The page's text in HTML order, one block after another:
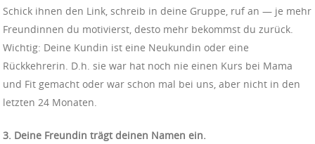
Schick ihnen den Link, schreib in deine Gruppe, ruf an — je mehr
Freundinnen du motivierst, desto mehr bekommst du zurück.
Wichtig: Deine Kundin ist eine Neukundin oder eine
Rückkehrerin. D.h. sie war hat noch nie einen Kurs bei Mama
und Fit gemacht oder war schon mal bei uns, aber nicht in den
letzten 24 Monaten.
3. Deine Freundin trägt deinen Namen ein.